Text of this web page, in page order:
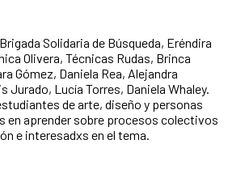
Solidaria de Búsqueda, Eréndira
Olivera, Técnicas Rudas, Brinca
Gómez, Daniela Rea, Alejandra
Jurado, Lucía Torres, Daniela Whaley.
de arte, diseño y personas
en aprender sobre procesos colectivos
e interesadxs en el tema.